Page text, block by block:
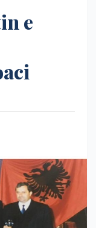
e